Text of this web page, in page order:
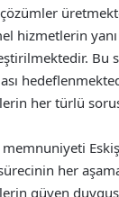
hizmetlerin
Bu
her türlü
her
güven